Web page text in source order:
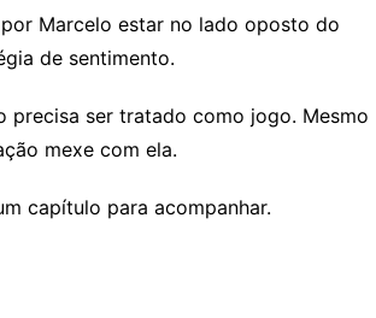
Marcelo estar no lado oposto do
de sentimento.
precisa ser tratado como jogo. Mesmo
mexe com ela.
capítulo para acompanhar.